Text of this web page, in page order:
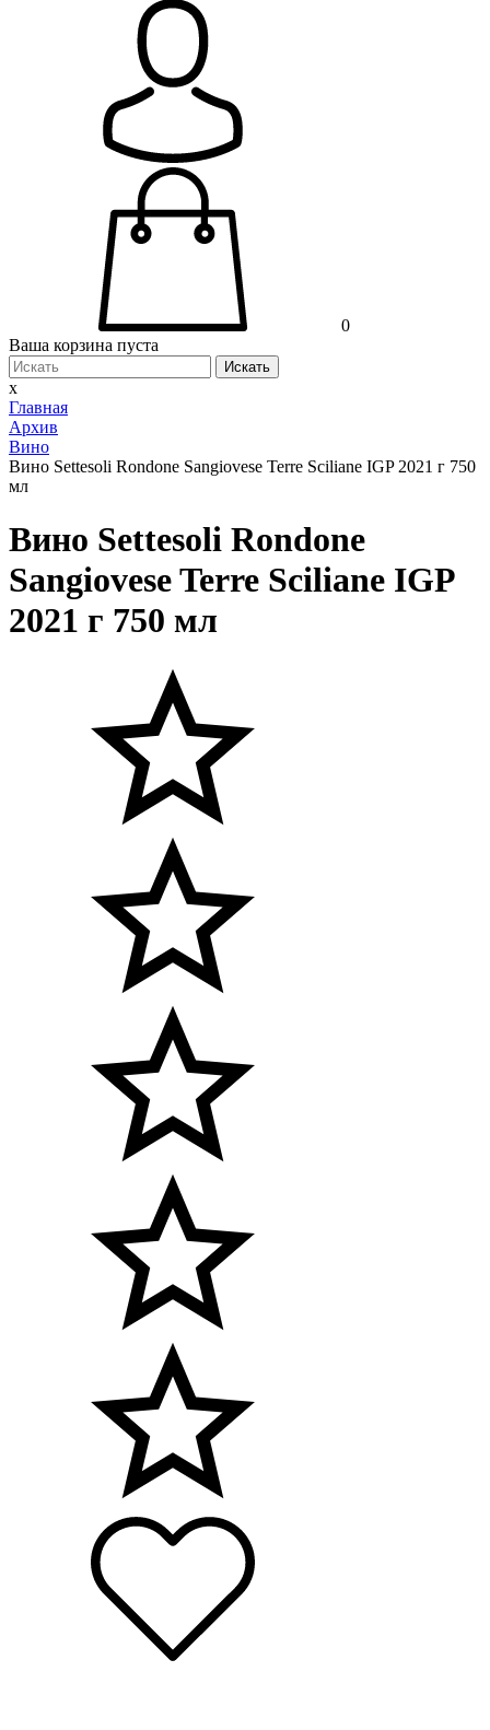
0
Ваша корзина пуста
Искать
x
Главная
Архив
Вино
Вино Settesoli Rondone Sangiovese Terre Sciliane IGP 2021 г 750
мл
Вино Settesoli Rondone
Sangiovese Terre Sciliane IGP
2021 г 750 мл